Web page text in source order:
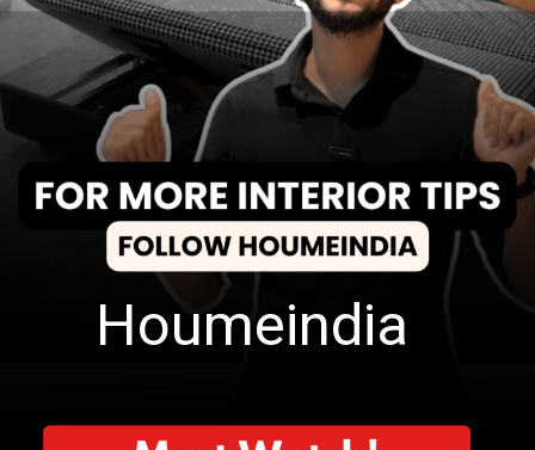
Houmeindia